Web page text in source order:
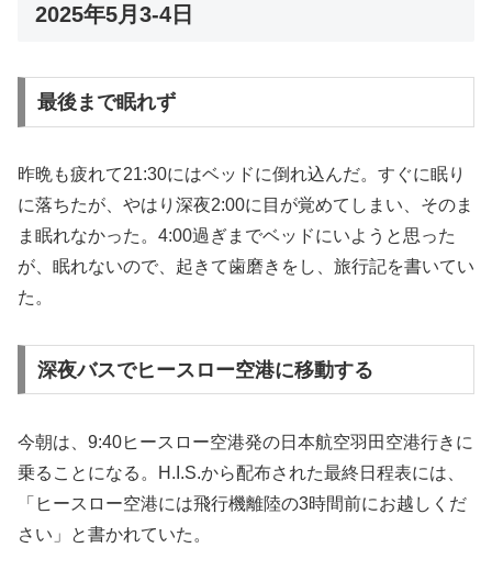
2025年5月3-4日
最後まで眠れず
昨晩も疲れて21:30にはベッドに倒れ込んだ。すぐに眠り
に落ちたが、やはり深夜2:00に目が覚めてしまい、そのま
ま眠れなかった。4:00過ぎまでベッドにいようと思った
が、眠れないので、起きて歯磨きをし、旅行記を書いてい
た。
深夜バスでヒースロー空港に移動する
今朝は、9:40ヒースロー空港発の日本航空羽田空港行きに
乗ることになる。H.I.S.から配布された最終日程表には、
「ヒースロー空港には飛行機離陸の3時間前にお越しくだ
さい」と書かれていた。